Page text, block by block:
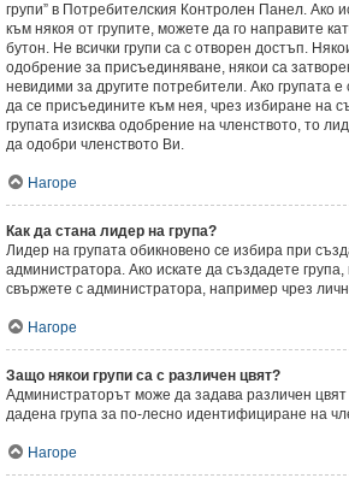
групи” в Потребителския Контролен Панел. Ако
към някоя от групите, можете да го направите
бутон. Не всички групи са с отворен достъп.
одобрение за присъединяване, някои са
невидими за другите потребители. Ако групата
да се присъедините към нея, чрез избиране на
групата изисква одобрение на членството, то
да одобри членството Ви.
Нагоре
Как да стана лидер на група?
Лидер на групата обикновено се избира при
администратора. Ако искате да създадете
свържете с администратора, например чрез
Нагоре
Защо някои групи са с различен цвят?
Администраторът може да задава различен
дадена група за по-лесно идентифициране на
Нагоре